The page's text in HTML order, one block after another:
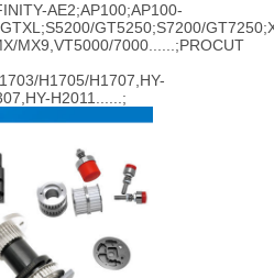
AE2;AP100;AP100-
GT5250;S7200/
MX9,VT5000/7000......;PROCUT
H1705/H1707,HY-
H2011......;